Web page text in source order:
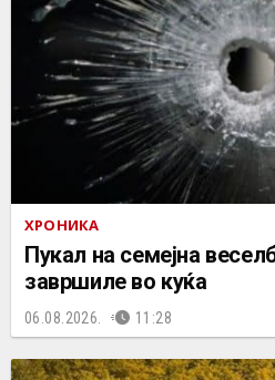
ХРОНИКА
Пукал на семејна
завршиле во куќа
06.08.2026. 11:28